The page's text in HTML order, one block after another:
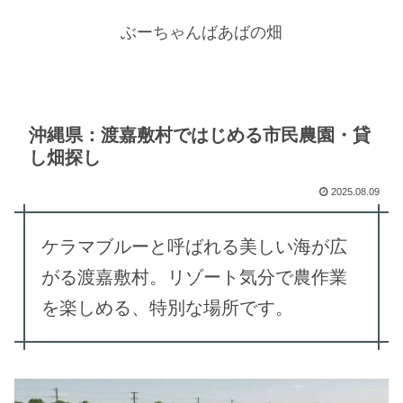
ぶーちゃんばあばの畑
沖縄県：渡嘉敷村ではじめる市民農園・貸
し畑探し
2025.08.09
ケラマブルーと呼ばれる美しい海が広
がる渡嘉敷村。リゾート気分で農作業
を楽しめる、特別な場所です。